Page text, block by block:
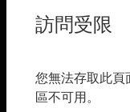
toggle view
服务
行业
toggle view
訪問受限
您無法存取此
區不可用。